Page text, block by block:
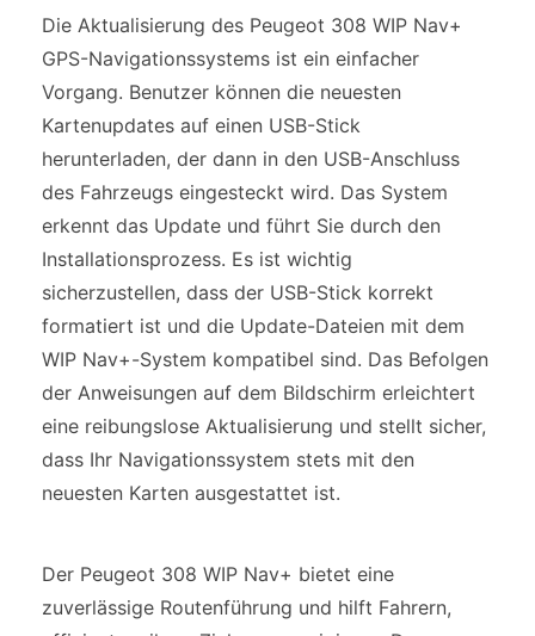
Die Aktualisierung des Peugeot 308 WIP Nav+
GPS-Navigationssystems ist ein einfacher
Vorgang. Benutzer können die neuesten
Kartenupdates auf einen USB-Stick
herunterladen, der dann in den USB-Anschluss
des Fahrzeugs eingesteckt wird. Das System
erkennt das Update und führt Sie durch den
Installationsprozess. Es ist wichtig
sicherzustellen, dass der USB-Stick korrekt
formatiert ist und die Update-Dateien mit dem
WIP Nav+-System kompatibel sind. Das Befolgen
der Anweisungen auf dem Bildschirm erleichtert
eine reibungslose Aktualisierung und stellt sicher,
dass Ihr Navigationssystem stets mit den
neuesten Karten ausgestattet ist.
Der Peugeot 308 WIP Nav+ bietet eine
zuverlässige Routenführung und hilft Fahrern,